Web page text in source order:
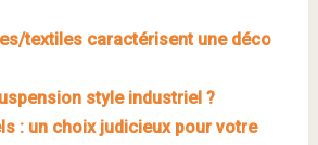
textiles caractérisent une déco
style industriel ?
: un choix judicieux pour votre